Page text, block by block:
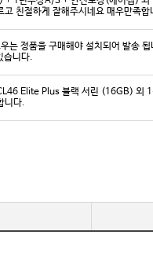
고 친절하게 잘해주시네요 매우만족
는 정품을 구매해야 설치되어 발송
습니다.
Elite Plus 블랙 서린 (16GB) 외
니다.